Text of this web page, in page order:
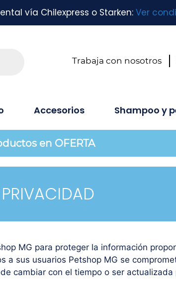
vía Chilexpress o Starken: Ver
Trabaja con nosotros
Accesorios Shampoo y
en OFERTA
MG para proteger la información
sus usuarios Petshop MG se
cambiar con el tiempo o ser